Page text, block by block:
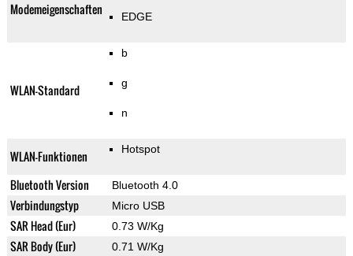
Modemeigenschaften EDGE
WLAN-Standard
b
g
n
WLAN-Funktionen Hotspot
Bluetooth Version Bluetooth 4.0
Verbindungstyp Micro USB
SAR Head (Eur) 0.73 W/Kg
SAR Body (Eur) 0.71 W/Kg